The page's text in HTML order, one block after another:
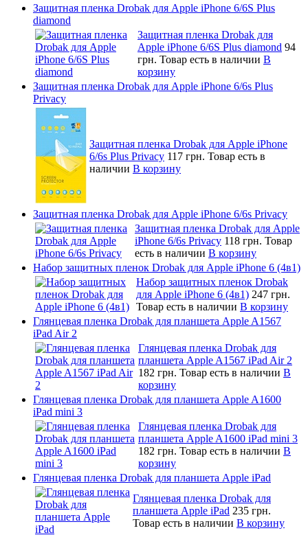
Защитная пленка Drobak для Apple iPhone 6/6S Plus
diamond
Защитная пленка Drobak для
Apple iPhone 6/6S Plus diamond 94
грн. Товар есть в наличии В
корзину
Защитная пленка Drobak для Apple iPhone 6/6s Plus
Privacy
Защитная пленка Drobak для Apple iPhone
6/6s Plus Privacy 117 грн. Товар есть в
наличии В корзину
Защитная пленка Drobak для Apple iPhone 6/6s Privacy
Защитная пленка Drobak для Apple
iPhone 6/6s Privacy 118 грн. Товар
есть в наличии В корзину
Набор защитных пленок Drobak для Apple iPhone 6 (4в1)
Набор защитных пленок Drobak
для Apple iPhone 6 (4в1) 247 грн.
Товар есть в наличии В корзину
Глянцевая пленка Drobak для планшета Apple A1567
iPad Air 2
Глянцевая пленка Drobak для
планшета Apple A1567 iPad Air 2
182 грн. Товар есть в наличии В
корзину
Глянцевая пленка Drobak для планшета Apple A1600
iPad mini 3
Глянцевая пленка Drobak для
планшета Apple A1600 iPad mini 3
182 грн. Товар есть в наличии В
корзину
Глянцевая пленка Drobak для планшета Apple iPad
Глянцевая пленка Drobak для
планшета Apple iPad 235 грн.
Товар есть в наличии В корзину